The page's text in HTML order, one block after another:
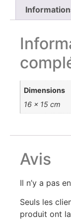
Dimensions
16 × 15 cm
Avis
Il n’y a pas
Seuls les
produit ont